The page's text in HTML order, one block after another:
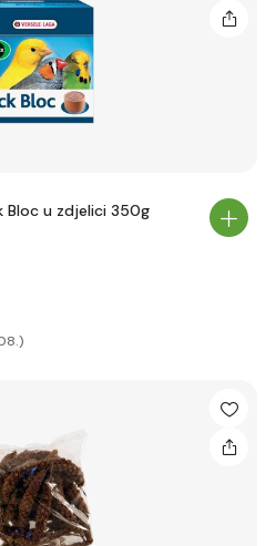
Bloc u zdjelici 350g